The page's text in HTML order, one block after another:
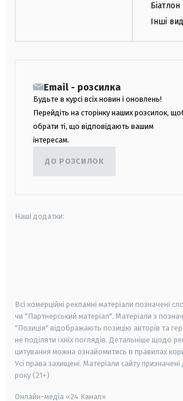
Біатлон
Інші
Email - розсилка
Будьте в курсі всіх новин і оновлень!
Перейдіть на сторінку наших розсилок,
обрати ті, що відповідають вашим
інтересам.
ДО РОЗСИЛОК
Наші додатки:
Всі комерційні рекламні матеріали позначені
чи "Партнерський матеріал". Матеріали з
"Позиція" відображають позицію авторів та
не поділяти їхніх поглядів. Детальніше щодо
цитування можна ознайомитись в правилах
Усі права захищені. Матеріали сайту
року (21+)
Онлайн-медіа «24 Канал»